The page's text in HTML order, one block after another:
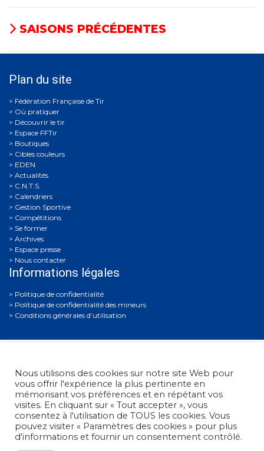
SAISONS PRÉCÉDENTES
Plan du site
Où pratiquer
Découvrir le tir
Espace FFTir
Boutiques
Cibles couleurs
EDEN
Actualités
C.N.T.S.
Calendriers
Gestion Sportive
Compétitions
Se former
Archives
Espace presse
Nous contacter
Informations légales
Politique de confidentialité
Politique de confidentialité des mineurs
Conditions générales d’utilisation
Fédération Française de Tir• 38, rue Brunel - 75017 Paris
• Tél. : +33 (0)1 58 05 45 45
Nous utilisons des cookies sur notre site Web pour
vous offrir l'expérience la plus pertinente en
mémorisant vos préférences et en répétant vos
visites. En cliquant sur « Tout accepter », vous
consentez à l'utilisation de TOUS les cookies. Vous
pouvez visiter « Paramètres des cookies » pour plus
d'informations et fournir un consentement contrôlé.